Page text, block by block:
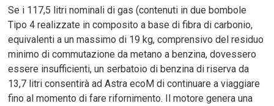
Se i 117,5 litri nominali di gas (contenuti in due bombole
Tipo 4 realizzate in composito a base di fibra di carbonio,
equivalenti a un massimo di 19 kg, comprensivo del residuo
minimo di commutazione da metano a benzina, dovessero
essere insufficienti, un serbatoio di benzina di riserva da
13,7 litri consentirà ad Astra ecoM di continuare a viaggiare
fino al momento di fare rifornimento. Il motore genera una